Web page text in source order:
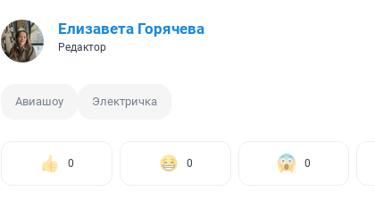
Елизавета Горячева
Редактор
Авиашоу Электричка
0 0 0